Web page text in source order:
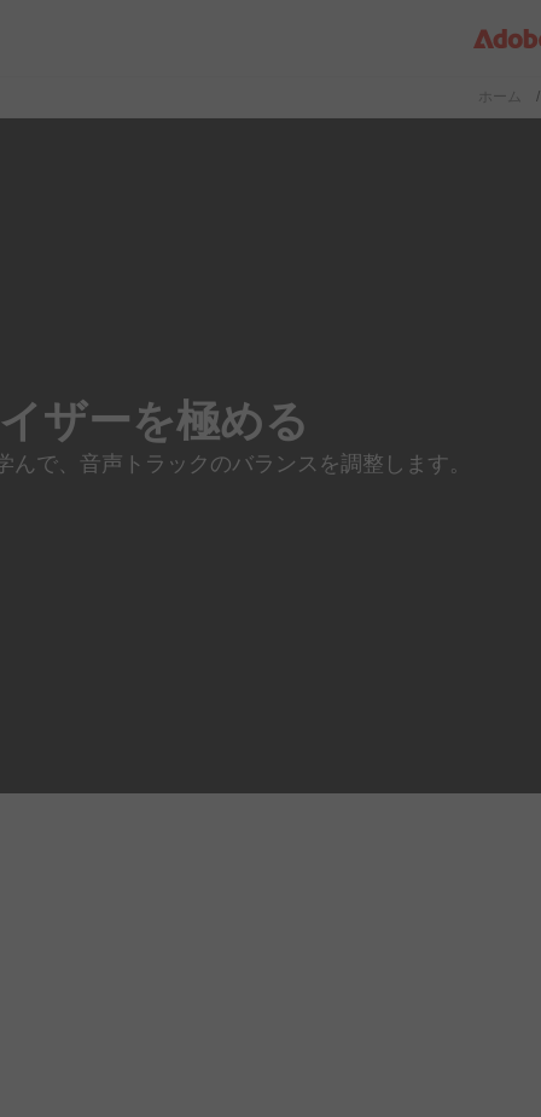
ホーム /
ザーを極める
んで、 音声 トラックのバランスを調整します。